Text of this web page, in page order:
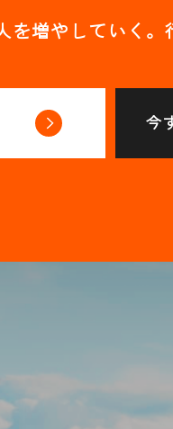
を増やしていく。
今